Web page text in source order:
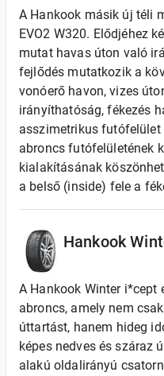
A Hankook másik új téli
EVO2 W320. Elődjéhez
mutat havas úton való
fejlődés mutatkozik a
vonóerő havon, vizes
irányíthatóság, fékezés
asszimetrikus
abroncs futófelületének
kialakításának
a belső (inside) fele a
Hankook
A Hankook Winter i*cept
abroncs, amely nem
úttartást, hanem hideg
képes nedves és száraz
alakú oldalirányú